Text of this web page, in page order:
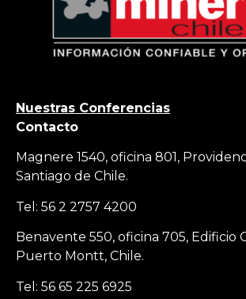
Nuestras Conferencias
Contacto
Magnere 1540, oficina 801,
Santiago de Chile.
Tel: 56 2 2757 4200
Benavente 550, oficina 705, Edificio
Puerto Montt, Chile.
Tel: 56 65 225 6925